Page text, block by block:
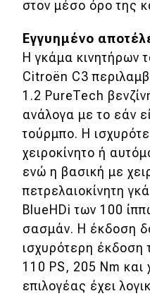
στον μέσο όρο της
Εγγυημένο
Η γκάμα κινητήρων
Citroën C3
1.2 PureTech
ανάλογα με το εάν
τούρμπο. Η
χειροκίνητο ή
ενώ η βασική με
πετρελαιοκίνητη
BlueHDi των 100
σασμάν. Η έκδοση
ισχυρότερη έκδοση
110 PS, 205 Nm και
επιλογέας έχει